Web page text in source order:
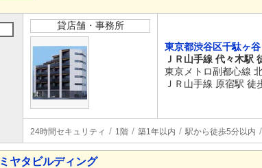
貸店舗・事務所
東京都渋谷区千駄ヶ谷
ＪＲ山手線 代々木駅
東京メトロ副都心線
ＪＲ山手線 原宿駅 徒
24時間セキュリティ 1階 築1年以内 駅から徒歩5分以内
ミヤタビルディング